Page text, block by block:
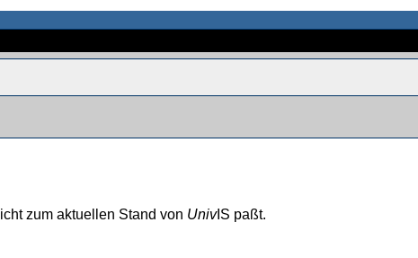
zum aktuellen Stand von UnivIS paßt.